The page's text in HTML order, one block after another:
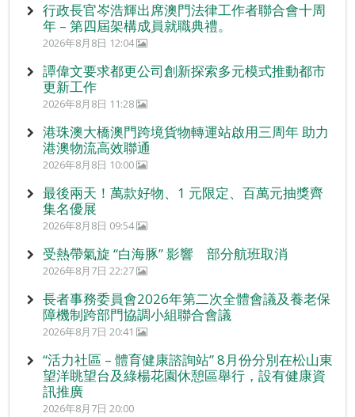
行政長官岑浩輝出席澳門法律工作者聯合會十周
年 – 第四屆架構成員就職典禮。
2026年8月8日 12:04
譚偉文要求都更公司創新探索多元模式推動都市
更新工作
2026年8月8日 11:28
港珠澳大橋澳門跨境貨物轉運站啟用三周年 助力
港澳物流高效聯通
2026年8月8日 10:00
最後兩天！萬款好物、1 元限定、百萬元抽獎齊
集名優展
2026年8月8日 09:54
受熱帶氣旋 “白海豚” 影響 部分航班取消
2026年8月7日 22:27
長者事務委員會2026年第二次全體會議及養老保
障機制跨部門協調小組聯合會議
2026年8月7日 20:41
“活力社區 – 體育健康諮詢站” 8月份分別在松山東
望洋眺望台及綠楊花園休憩區舉行，設有健康資
訊推廣
2026年8月7日 20:00